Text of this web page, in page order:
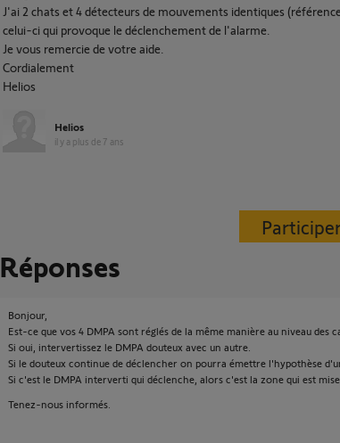
J'ai 2 chats et 4 détecteurs de mouvements identiques
celui-ci qui provoque le déclenchement de l'alarme.
Je vous remercie de votre aide.
Cordialement
Helios
Helios
il y a plus de 7 ans
Réponses
Bonjour,
Est-ce que vos 4 DMPA sont réglés de la même manière au niveau des
Si oui, intervertissez le DMPA douteux avec un autre.
Si le douteux continue de déclencher on pourra émettre l'hypothèse
Si c'est le DMPA interverti qui déclenche, alors c'est la zone qui est mise
Tenez-nous informés.